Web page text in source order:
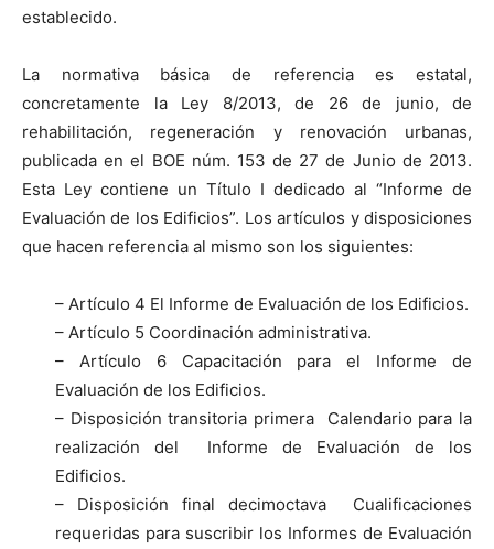
establecido.
La normativa básica de referencia es estatal,
concretamente la Ley 8/2013, de 26 de junio, de
rehabilitación, regeneración y renovación urbanas,
publicada en el BOE núm. 153 de 27 de Junio de 2013.
Esta Ley contiene un Título I dedicado al “Informe de
Evaluación de los Edificios”. Los artículos y disposiciones
que hacen referencia al mismo son los siguientes:
– Artículo 4 El Informe de Evaluación de los Edificios.
– Artículo 5 Coordinación administrativa.
– Artículo 6 Capacitación para el Informe de
Evaluación de los Edificios.
– Disposición transitoria primera Calendario para la
realización del Informe de Evaluación de los
Edificios.
– Disposición final decimoctava Cualificaciones
requeridas para suscribir los Informes de Evaluación